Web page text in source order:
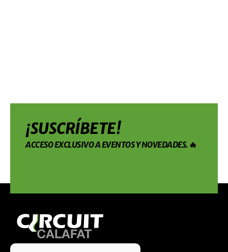
¡SUSCRÍBETE!
ACCESO EXCLUSIVO A EVENTOS Y NOVEDADES. 🔥